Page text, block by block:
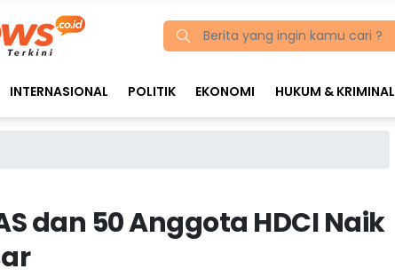
INTERNASIONAL POLITIK EKONOMI HUKUM & KRIMINAL
dan 50 Anggota HDCI Naik